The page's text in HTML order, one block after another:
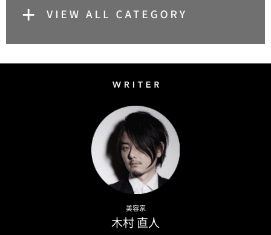
美容家
木村 直人